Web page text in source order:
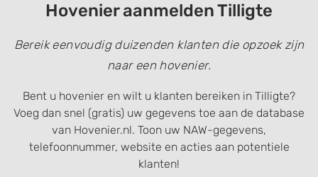
Hovenier aanmelden Tilligte
Bereik eenvoudig duizenden klanten die opzoek zijn
naar een hovenier.
Bent u hovenier en wilt u klanten bereiken in Tilligte?
Voeg dan snel (gratis) uw gegevens toe aan de database
van Hovenier.nl. Toon uw NAW-gegevens,
telefoonnummer, website en acties aan potentiele
klanten!